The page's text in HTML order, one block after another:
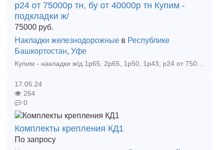
р24 от 75000р тн, бу от 40000р тн Купим -
подкладки ж/
75000 руб.
Накладки железнодорожные в Республике
Башкортостан, Уфе
Купим - накладки ж/д 1р65, 2р65, 1р50, 1р43, р24 от 75000р тн, бу от 40000р тн Купим - подкладки ж/д кб65, кд65, кб50, кд50, дн6-65, д65 от 80000р тн, бу от 35000р тн Купим - рельсы р65, р50, р4
17.05.24
264
0
Комплекты крепления КД1
По запросу